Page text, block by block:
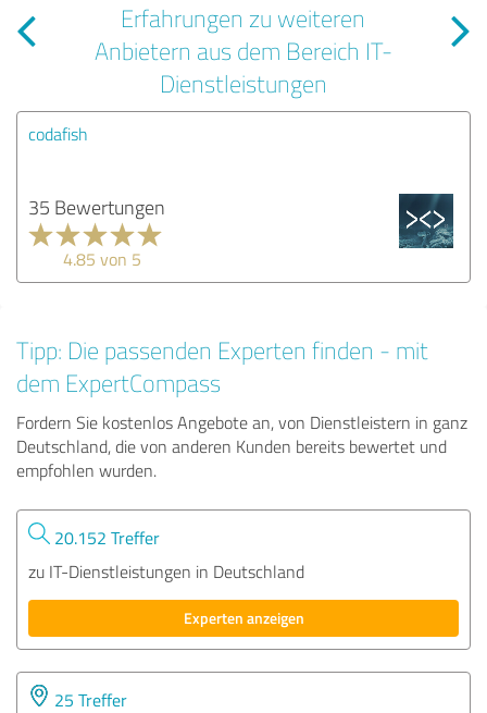
Erfahrungen zu weiteren
Anbietern aus dem Bereich IT-
Dienstleistungen
codafish
35 Bewertungen
4.85 von 5
Tipp: Die passenden Experten finden - mit
dem ExpertCompass
Fordern Sie kostenlos Angebote an, von Dienstleistern in ganz
Deutschland, die von anderen Kunden bereits bewertet und
empfohlen wurden.
20.152 Treffer
zu IT-Dienstleistungen in Deutschland
Experten anzeigen
25 Treffer